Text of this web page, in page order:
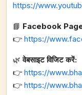
https://
📘 Facebook
👉 https://
🌿वेबसाइट विजिट करें:
👉 https://
👉 https://